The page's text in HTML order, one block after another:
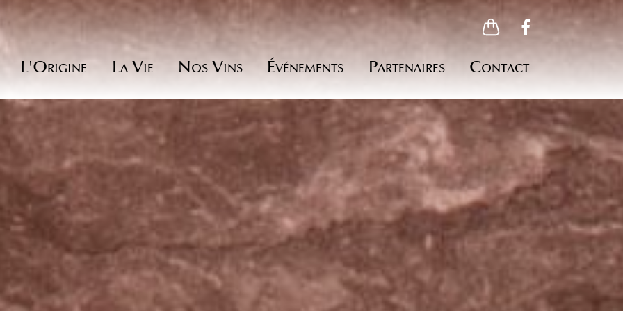
Facebook
L'Origine La Vie Nos Vins Événements Partenaires Contact